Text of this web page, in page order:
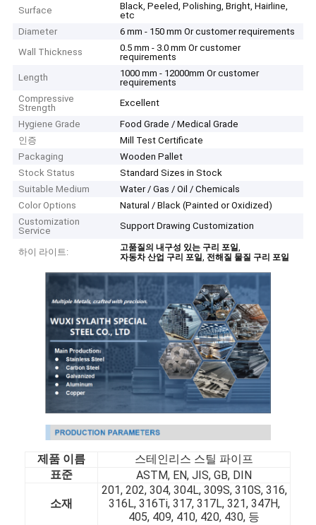
Surface
Black, Peeled, Polishing, Bright, Hairline,
etc
Diameter
6 mm - 150 mm Or customer requirements
Wall Thickness
0.5 mm - 3.0 mm Or customer
requirements
Length
1000 mm - 12000mm Or customer
requirements
Compressive
Strength
Excellent
Hygiene Grade
Food Grade / Medical Grade
인증
Mill Test Certificate
Packaging
Wooden Pallet
Stock Status
Standard Sizes in Stock
Suitable Medium
Water / Gas / Oil / Chemicals
Color Options
Natural / Black (Painted or Oxidized)
Customization
Service
Support Drawing Customization
하이 라이트: 고품질의 내구성 있는 구리 포일,
자동차 산업 구리 포일, 전해질 물질 구리 포일
제품 이름
스테인리스 스틸 파이프
표준
ASTM, EN, JIS, GB, DIN
소재
201, 202, 304, 304L, 309S, 310S, 316,
316L, 316Ti, 317, 317L, 321, 347H,
405, 409, 410, 420, 430, 등